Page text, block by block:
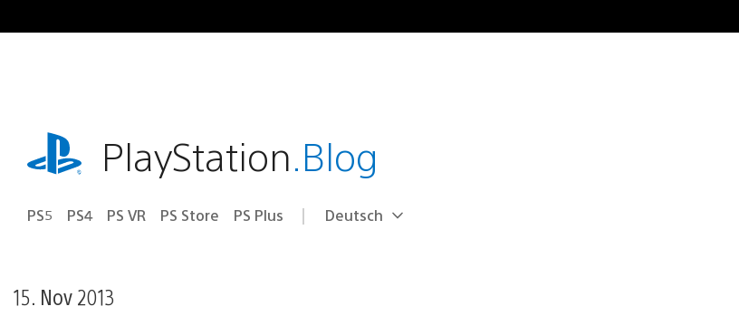
Inhalt
playstation.comPlayStation.Blog
PS5 PS4 PS VR PS Store PS Plus Select
Aktuelle
Deutsch
15. Nov 2013